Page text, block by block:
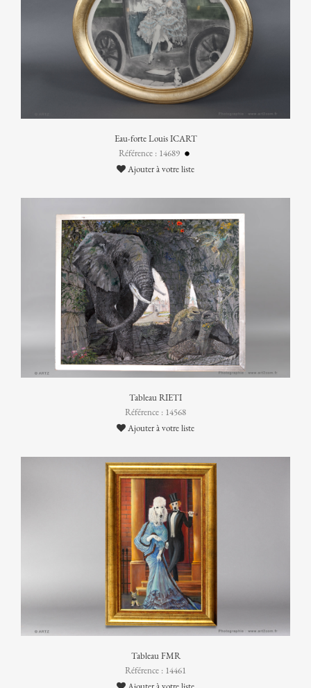
Eau-forte Louis ICART
Référence : 14689
Ajouter à votre liste
Tableau RIETI
Référence : 14568
Ajouter à votre liste
Tableau FMR
Référence : 14461